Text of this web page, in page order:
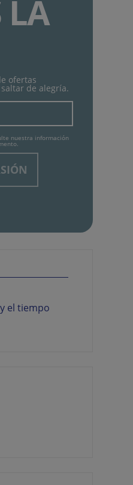
LA
ofertas
de alegría.
nuestra información
el tiempo